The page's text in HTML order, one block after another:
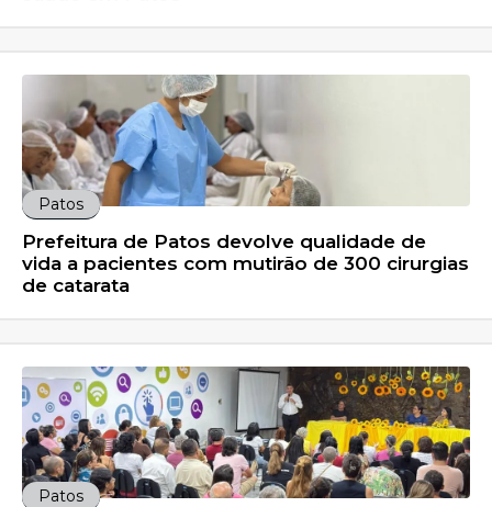
Patos
Prefeitura de Patos devolve qualidade de
vida a pacientes com mutirão de 300 cirurgias
de catarata
Patos